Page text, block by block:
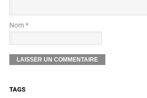
Nom *
TAGS